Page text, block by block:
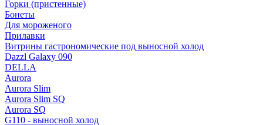
Горки (пристенные)
Бонеты
Для мороженого
Прилавки
Витрины гастрономические под выносной холод
Dazzl Galaxy 090
DELLA
Aurora
Aurora Slim
Aurora Slim SQ
Aurora SQ
G110 - выносной холод